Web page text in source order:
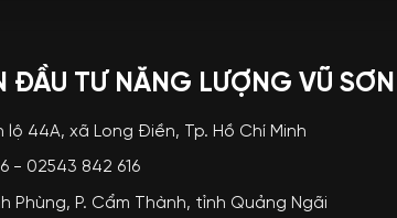
TƯ NĂNG LƯỢNG VŨ SƠN
44A, xã Long Điền, Tp. Hồ Chí Minh
02543 842 616
Phùng, P. Cẩm Thành, tỉnh Quảng Ngãi